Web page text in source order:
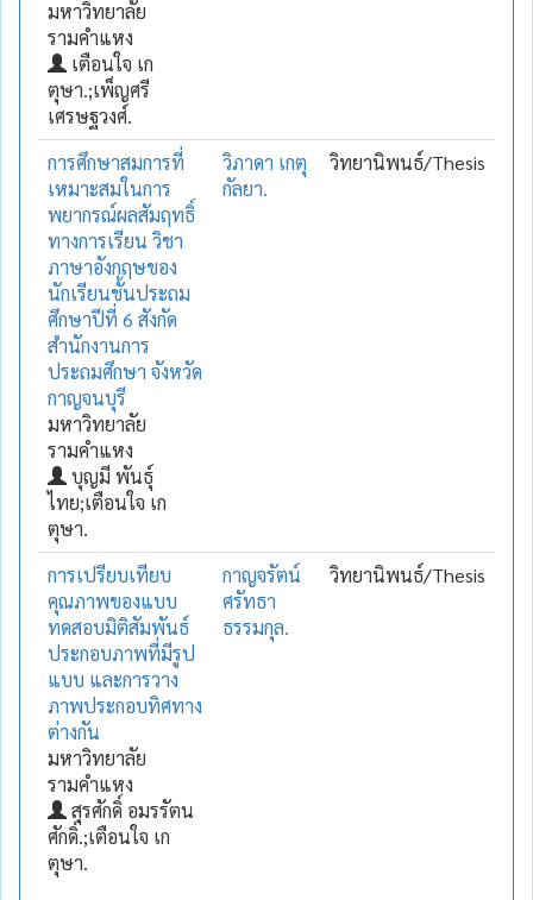
มหาวิทยาลัย
รามคำแหง
เตือนใจ เก
ตุษา.;เพ็ญศรี
เศรษฐวงศ์.
การศึกษาสมการที่
เหมาะสมในการ
พยากรณ์ผลสัมฤทธิ์
ทางการเรียน วิชา
ภาษาอังกฤษของ
นักเรียนชั้นประถม
ศึกษาปีที่ 6 สังกัด
สำนักงานการ
ประถมศึกษา จังหวัด
กาญจนบุรี
มหาวิทยาลัย
รามคำแหง
บุญมี พันธุ์
ไทย;เตือนใจ เก
ตุษา.
วิภาดา เกตุ
กัลยา.
วิทยานิพนธ์/Thesis
การเปรียบเทียบ
คุณภาพของแบบ
ทดสอบมิติสัมพันธ์
ประกอบภาพที่มีรูป
แบบ และการวาง
ภาพประกอบทิศทาง
ต่างกัน
มหาวิทยาลัย
รามคำแหง
สุรศักดิ์ อมรรัตน
ศักดิ์.;เตือนใจ เก
ตุษา.
กาญจรัตน์
ศรัทธา
ธรรมกุล.
วิทยานิพนธ์/Thesis